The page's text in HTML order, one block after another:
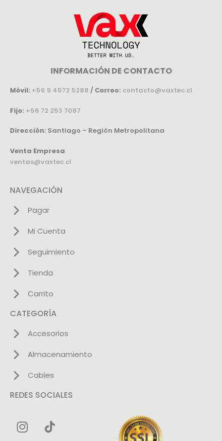
INFORMACIÓN DE CONTACTO
Móvil: +56 9 4572 5288 / Correo: contacto@vaxtec.cl
Fijo: +56 72 253 7087
Dirección: Santiago – Región Metropolitana
Venta Empresa
ventas@vaxtec.cl
NAVEGACIÓN
Pagar
Mi Cuenta
Seguimiento
Tienda
Carrito
CATEGORÍA
Accesorios
Almacenamiento
Cables
REDES SOCIALES